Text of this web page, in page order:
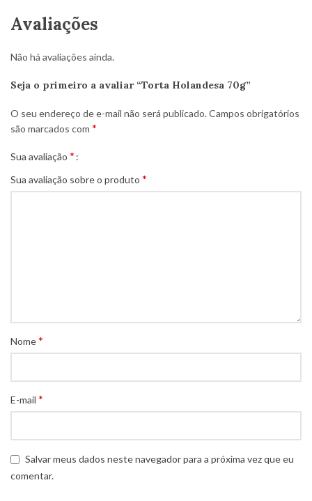
Avaliações
Não há avaliações ainda.
Seja o primeiro a avaliar “Torta Holandesa 70g”
O seu endereço de e-mail não será publicado.Campos obrigatórios
são marcados com *
Sua avaliação *
Sua avaliação sobre o produto *
Nome*
E-mail *
Salvar meus dados neste navegador para a próxima vez que eu
comentar.